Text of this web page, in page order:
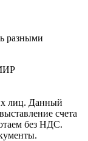
разными
лиц. Данный
счета
без НДС.